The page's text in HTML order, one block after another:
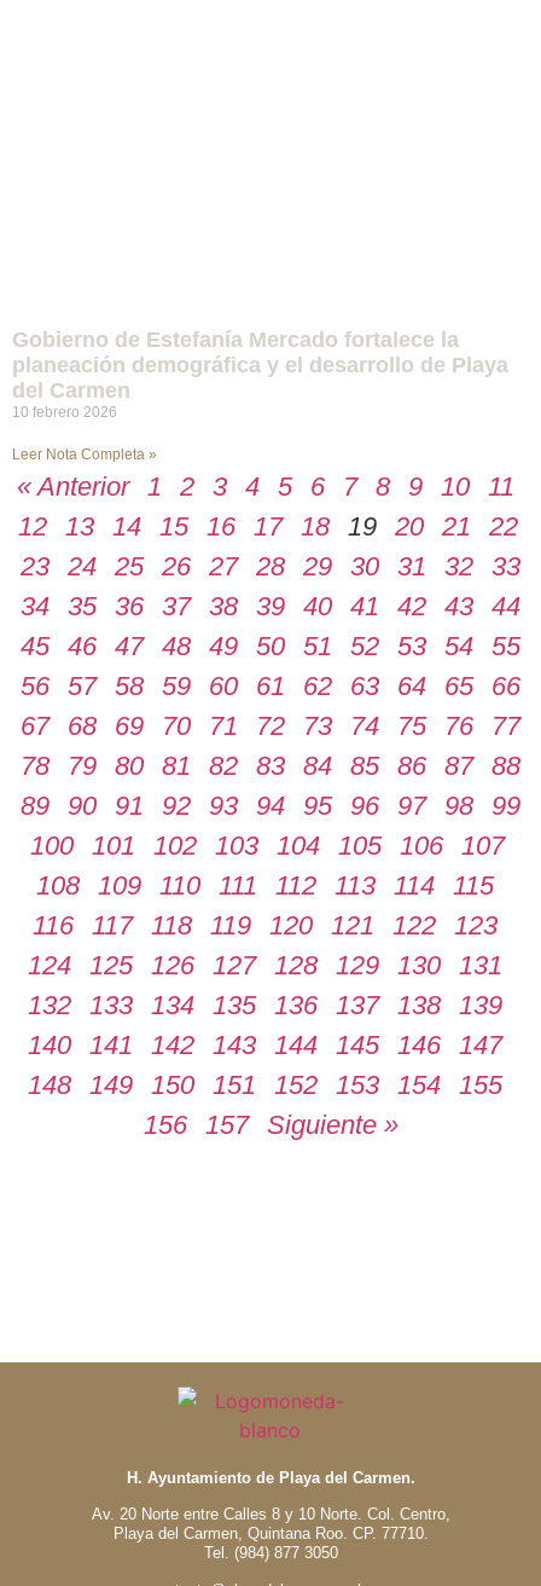
Gobierno de Estefanía Mercado fortalece la
planeación demográfica y el desarrollo de Playa
del Carmen
10 febrero 2026
Leer Nota Completa »
« Anterior 1 2 3 4 5 6 7 8 9 10
11
12
13 14 15 16 17 18 19 20 21
22
23 24 25 26 27 28 29 30 31 32 33
34 35 36 37 38 39 40 41 42 43 44
45 46 47 48 49 50 51 52 53 54 55
56 57 58 59 60 61 62 63 64 65
66
67
68 69 70 71 72 73 74 75 76
77
78
79 80 81 82 83 84 85 86 87 88
89
90 91 92 93 94 95 96 97 98
99
100
101 102 103 104 105 106
107
108 109 110 111 112 113 114 115
116 117 118 119 120 121 122 123
124 125 126 127 128 129 130 131
132 133 134 135 136 137 138 139
140 141 142 143 144 145 146 147
148 149 150 151 152 153 154 155
156
157 Siguiente »
H. Ayuntamiento de Playa del Carmen.
Av. 20 Norte entre Calles 8 y 10 Norte. Col. Centro,
Playa del Carmen, Quintana Roo. CP. 77710.
Tel. (984) 877 3050